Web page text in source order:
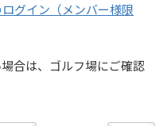
グイン（メンバー様限
合は、ゴルフ場にご確認